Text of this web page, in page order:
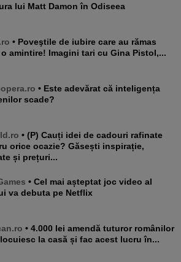
lui Matt Damon în Odiseea
• Poveştile de iubire care au rămas
amintire! Imagini tari cu Gina Pistol,...
• Este adevărat că inteligența
scade?
• (P) Cauți idei de cadouri rafinate
orice ocazie? Găsești inspirație,
și prețuri...
• Cel mai așteptat joc video al
va debuta pe Netflix
• 4.000 lei amendă tuturor românilor
la casă și fac acest lucru în...